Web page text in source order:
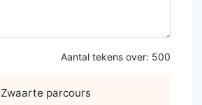
Aantal tekens over: 500
Zwaarte parcours